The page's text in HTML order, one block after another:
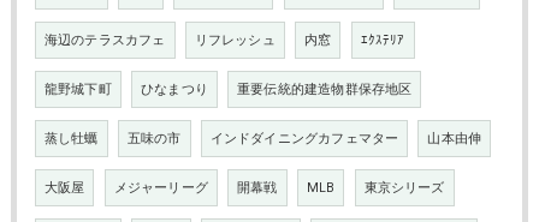
海辺のテラスカフェ リフレッシュ 内窓 ｴｸｽﾃﾘｱ
龍野城下町 ひなまつり 重要伝統的建造物群保存地区
蒸し牡蠣 五味の市 インドダイニングカフェマター 山本由伸
大阪屋 メジャーリーグ 開幕戦 MLB 東京シリーズ